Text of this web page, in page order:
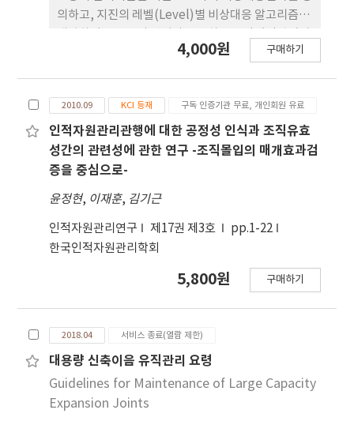
향 요인임을 확인하였다. 마지막으로 일-가정 갈 등과
가정-일 갈등의 상호작용항을 투입한 조절효과의 경
우 조직지원인식과 일-가정 갈등의 상호작용항 을 투
구성원의 긍정적 태도를 강화하는 영향을 미친다 는
관계를 제시하고 있으며, 개인의 역할 갈등이 조직응
집력에 부정적 영향 요인이라는 점에서 의의가 있음
을 제시하였다. 하지만 일-가정 갈등과 가정-일 갈등
정 갈등의 상호작용항만이 부(-)의 조절효과가 나타
나 조직응집력에 있어 일에서 시작되는 역할 갈 등이
높을수록 조직응집력을 낮게 하는 효과가 있음을 제
의하고, 지진의 레벨(Level)별 비상대응 알고리즘을
스템인 BDMS(Bridge Disaster Management
이며 패쇄적인 시스템을 활용하였으나 본 연구에서는
IT 기술을 접목하고 인터넷 기반의 개방적 시스템을
활용하여 보다 실용적인 시스템으로 개발하였다. 또
한 교량관리자별로 업무를 할당하고 그 절차마다 수
통하여 명확하게 규정하였다. 3D 상황판 기능을 제공
하여 지진재난 뿐 아니라 다른 자연재난의 중복 발생
시에도 적절한 초기 대응이 가능하도록 설계하였다.
정의 하고 비상대응절차를 구축하여 이를 시스템화한
방제시스템을 갖게 될 것이다.
4,000원 구매하기
2010.09 KCI 등재 구독 인증기관 무료, 개인회원 유료
인적자원관리관행에 대한 공정성 인식과 조직유효
성간의 관련성에 관한 연구 -조직몰입의 매개효과검
증을 중심으로-
윤정현, 이재훈, 김기근
인적자원관리연구 제17권 제3호
pp.1-22
한국인적자원관리학회
5,800원 구매하기
2018.04 서비스 종료(열람 제한)
대용량 신축이음 유직관리 요령
Guidelines for Maintenance of Large Capacity
Expansion Joints